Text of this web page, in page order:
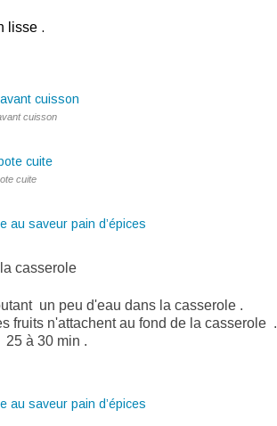
lisse .
cuisson
cuite
casserole
un peu d'eau dans la casserole .
fruits n'attachent au fond de la casserole .
25 à 30 min .